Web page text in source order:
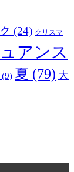
(24) クリスマ
アンス
(9) 夏 (79) 大